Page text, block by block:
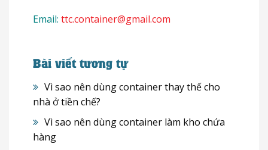
Email: ttc.container@gmail.com
Bài viết tương tự
Vì sao nên dùng container thay thế cho
nhà ở tiền chế?
Vì sao nên dùng container làm kho chứa
hàng